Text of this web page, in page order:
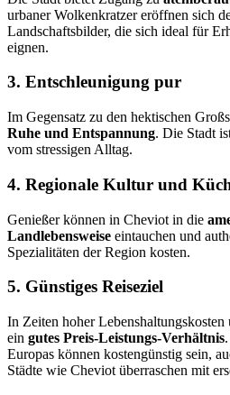
urbaner Wolkenkratzer eröffnen sich
Landschaftsbilder, die sich ideal für
eignen.
3. Entschleunigung pur
Im Gegensatz zu den hektischen
Ruhe und Entspannung. Die Stadt
vom stressigen Alltag.
4. Regionale Kultur und
Genießer können in Cheviot in die
Landlebensweise eintauchen und
Spezialitäten der Region kosten.
5. Günstiges Reiseziel
In Zeiten hoher
ein gutes Preis-Leistungs-Verhältnis
Europas können kostengünstig sein,
Städte wie Cheviot überraschen mit